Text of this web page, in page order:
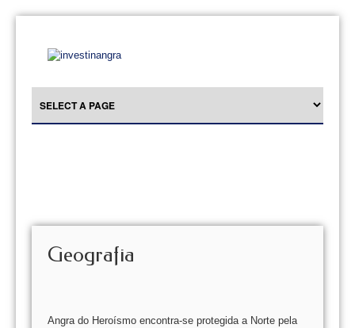
Geografia
Angra do Heroísmo encontra-se protegida a Norte pela